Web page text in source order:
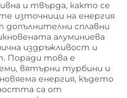
и твърда, както се
източници на енергия
сплавни
алуминиева
издръжливост и
Поради това е
вятърни турбини и
енергия, където
са от